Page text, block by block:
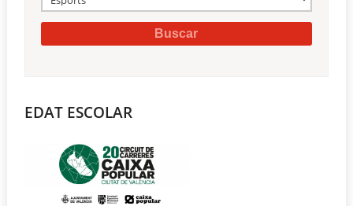
EDAT ESCOLAR